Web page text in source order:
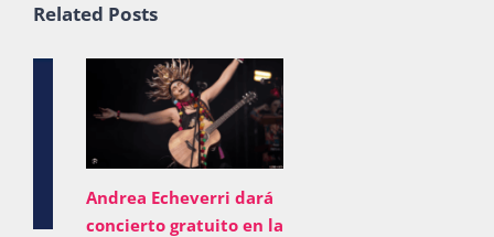
Related Posts
Andrea Echeverri dará
concierto gratuito en la